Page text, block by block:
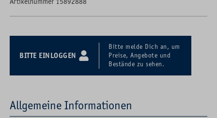
BITTE EINLOGGEN
Bitte melde Dich an, um
Preise, Angebote und
Bestände zu sehen.
Allgemeine Informationen